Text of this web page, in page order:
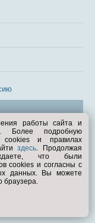
работы сайта и
Более подробную
cookies и правилах
здесь. Продолжая
что были
cookies и согласны с
данных. Вы можете
браузера.